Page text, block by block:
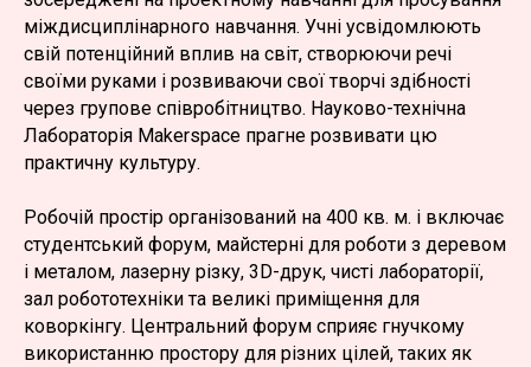
міждисциплінарного навчання. Учні усвідомлюють
свій потенційний вплив на світ, створюючи речі
своїми руками і розвиваючи свої творчі здібності
через групове співробітництво. Науково-технічна
Лабораторія Makerspace прагне розвивати цю
практичну культуру.
Робочій простір організований на 400 кв. м. і включає
студентський форум, майстерні для роботи з деревом
і металом, лазерну різку, 3D-друк, чисті лабораторії,
зал робототехніки та великі приміщення для
коворкінгу. Центральний форум сприяє гнучкому
використанню простору для різних цілей, таких як